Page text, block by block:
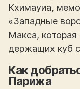
Кхимауиа,
«Западные
Макса,
держащих куб
Как
Парижа